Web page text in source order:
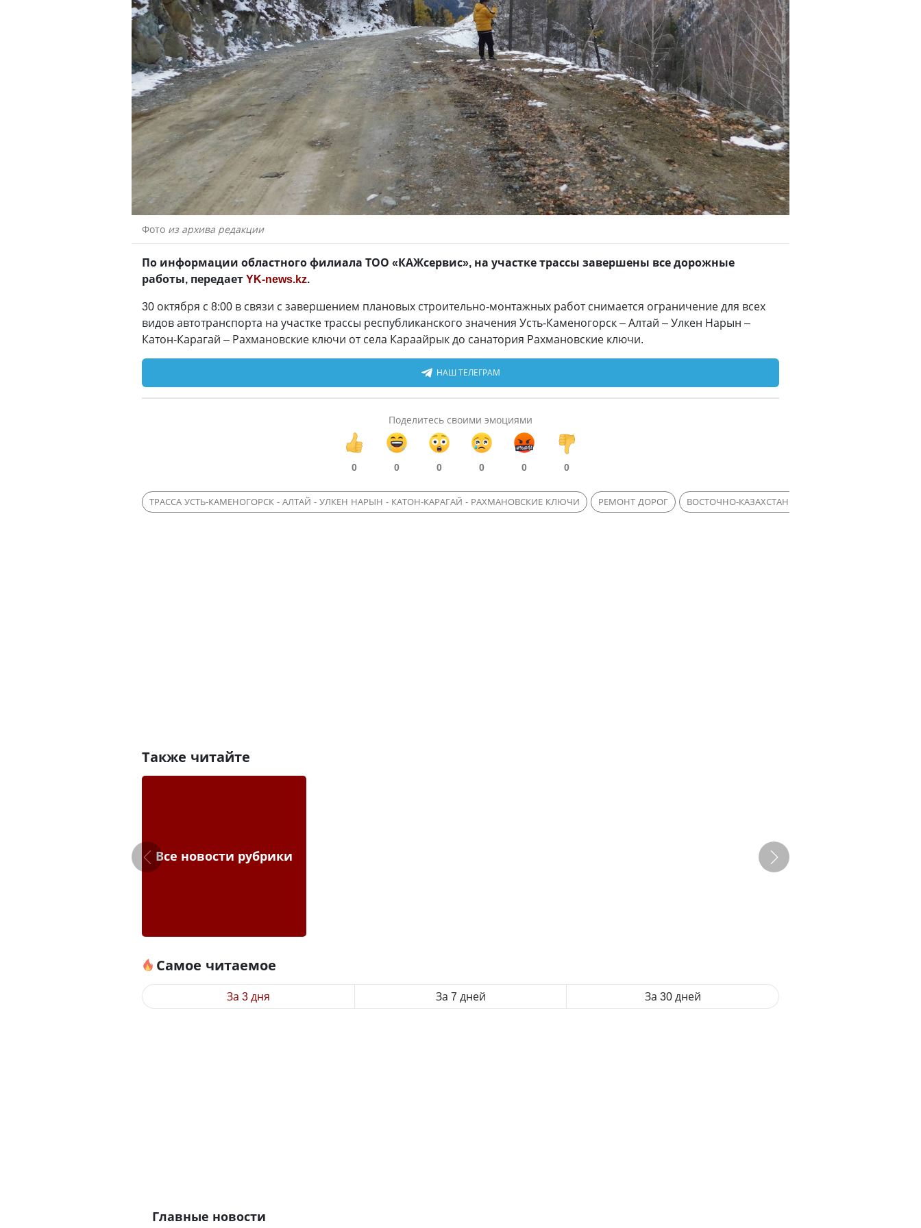
Фото из архива редакции
По информации областного филиала ТОО «КАЖсервис», на участке трассы завершены все дорожные
работы, передаетYK-news.kz.
30 октября с 8:00 в связи с завершением плановых строительно-монтажных работ снимается ограничение для всех
видов автотранспорта на участке трассы республиканского значения Усть-Каменогорск – Алтай – Улкен Нарын –
Катон-Карагай – Рахмановские ключи от села Караайрык до санатория Рахмановские ключи.
НАШ ТЕЛЕГРАМ
Поделитесь своими эмоциями
0 0 0 0 0 0
ТРАССА УСТЬ-КАМЕНОГОРСК - АЛТАЙ - УЛКЕН НАРЫН - КАТОН-КАРАГАЙ - РАХМАНОВСКИЕ КЛЮЧИ РЕМОНТ ДОРОГ ВОСТОЧНО-КАЗАХСТАНСКАЯ ОБЛАСТЬ
Также читайте
Все новости рубрики
Самое читаемое
За 3 дня За 7 дней За 30 дней
Главные новости